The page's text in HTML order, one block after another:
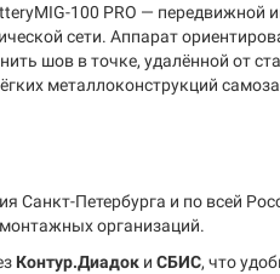
100 PRO — передвижной
сети. Аппарат
шов в точке, удалённой от
металлоконструкций
Санкт-Петербурга и по всей
организаций.
Контур.Диадок и СБИС, что